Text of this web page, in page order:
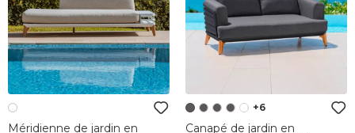
Méridienne de jardin en
+6
Canapé de jardin en